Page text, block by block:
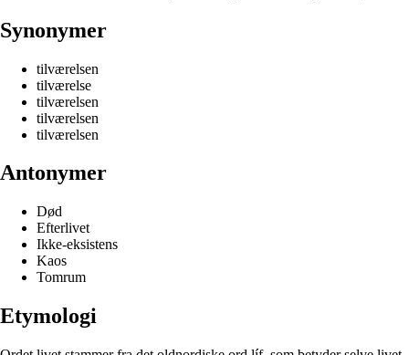
Synonymer
tilværelsen
tilværelse
tilværelsen
tilværelsen
tilværelsen
Antonymer
Død
Efterlivet
Ikke-eksistens
Kaos
Tomrum
Etymologi